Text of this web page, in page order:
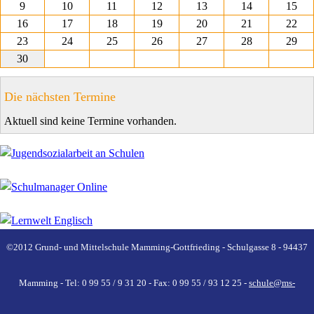
9
10 11 12 13 14
15
16
17 18 19 20 21
22
23
24 25 26 27 28
29
30
Die nächsten Termine
Aktuell sind keine Termine vorhanden.
©2012 Grund- und Mittelschule Mamming-Gottfrieding - Schulgasse 8 - 94437
Mamming - Tel: 0 99 55 / 9 31 20 - Fax: 0 99 55 / 93 12 25 - schule@ms-